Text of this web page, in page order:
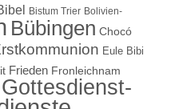
Bistum Trier Bolivien-
Bübingen Chocó
Eule Bibi
Frieden Fronleichnam
Gottesdienst-